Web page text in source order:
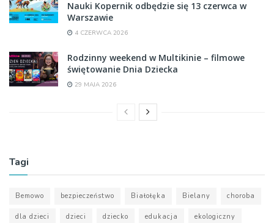
Nauki Kopernik odbędzie się 13 czerwca w
Warszawie
4 CZERWCA 2026
Rodzinny weekend w Multikinie – filmowe
świętowanie Dnia Dziecka
29 MAJA 2026
Tagi
Bemowo bezpieczeństwo Białołęka Bielany choroba
dla dzieci dzieci dziecko edukacja ekologiczny